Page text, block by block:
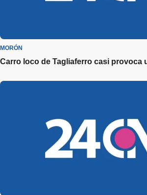
MORÓN
Carro loco de Tagliaferro casi provoca